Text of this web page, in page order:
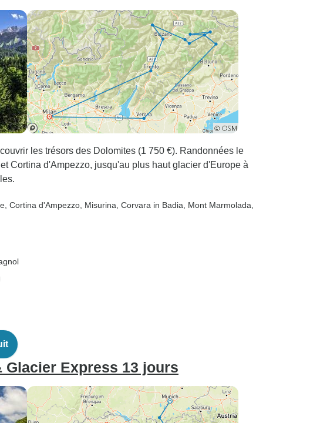
les trésors des Dolomites (1 750 €). Randonnées le
Cortina d'Ampezzo, jusqu'au plus haut glacier d'Europe à
, Cortina d'Ampezzo , Misurina , Corvara in Badia , Mont Marmolada
Glacier Express 13 jours